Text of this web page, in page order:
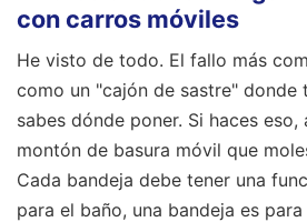
con carros móviles
He visto de todo. El fallo más
como un "cajón de sastre"
sabes dónde poner. Si haces eso,
montón de basura móvil que
Cada bandeja debe tener una
para el baño, una bandeja es